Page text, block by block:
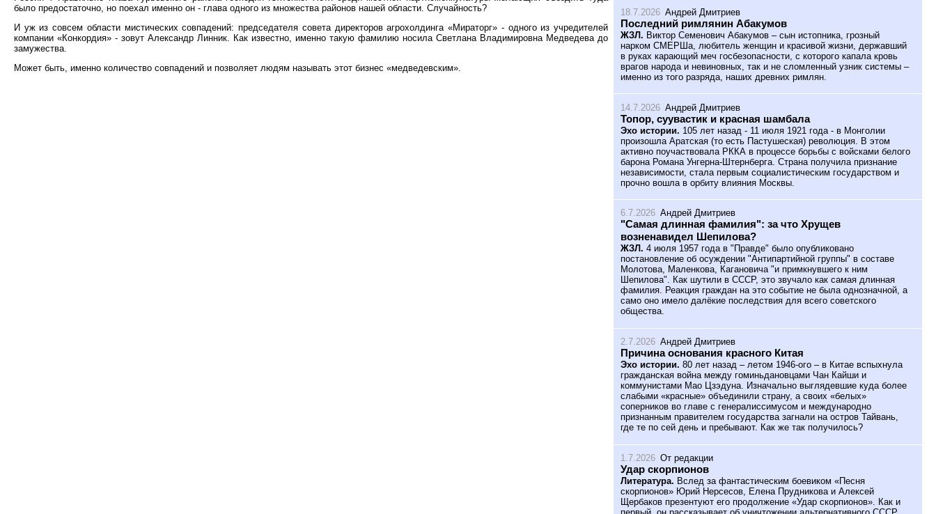
было предостаточно, но поехал именно он - глава одного из множества районов нашей области. Случайность?
И уж из совсем области мистических совпадений: председателя совета директоров агрохолдинга «Мираторг» - одного из учредителей
компании «Конкордия» - зовут Александр Линник. Как известно, именно такую фамилию носила Светлана Владимировна Медведева до
замужества.
Может быть, именно количество совпадений и позволяет людям называть этот бизнес «медведевским».
18.7.2026 Андрей Дмитриев
Последний римлянин Абакумов
ЖЗЛ. Виктор Семенович Абакумов – сын истопника, грозный
нарком СМЕРШа, любитель женщин и красивой жизни, державший
в руках карающий меч госбезопасности, с которого капала кровь
врагов народа и невиновных, так и не сломленный узник системы –
именно из того разряда, наших древних римлян.
14.7.2026 Андрей Дмитриев
Топор, суувастик и красная шамбала
Эхо истории. 105 лет назад - 11 июля 1921 года - в Монголии
произошла Аратская (то есть Пастушеская) революция. В этом
активно поучаствовала РККА в процессе борьбы с войсками белого
барона Романа Унгерна-Штернберга. Страна получила признание
независимости, стала первым социалистическим государством и
прочно вошла в орбиту влияния Москвы.
6.7.2026 Андрей Дмитриев
"Самая длинная фамилия": за что Хрущев
возненавидел Шепилова?
ЖЗЛ. 4 июля 1957 года в "Правде" было опубликовано
постановление об осуждении "Антипартийной группы" в составе
Молотова, Маленкова, Кагановича "и примкнувшего к ним
Шепилова". Как шутили в СССР, это звучало как самая длинная
фамилия. Реакция граждан на это событие не была однозначной, а
само оно имело далёкие последствия для всего советского
общества.
2.7.2026 Андрей Дмитриев
Причина основания красного Китая
Эхо истории. 80 лет назад – летом 1946-ого – в Китае вспыхнула
гражданская война между гоминьдановцами Чан Кайши и
коммунистами Мао Цзэдуна. Изначально выглядевшие куда более
слабыми «красные» объединили страну, а своих «белых»
соперников во главе с генералиссимусом и международно
признанным правителем государства загнали на остров Тайвань,
где те по сей день и пребывают. Как же так получилось?
1.7.2026 От редакции
Удар скорпионов
Литература. Вслед за фантастическим боевиком «Песня
скорпионов» Юрий Нерсесов, Елена Прудникова и Алексей
Щербаков презентуют его продолжение «Удар скорпионов». Как и